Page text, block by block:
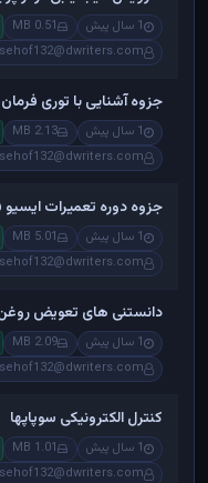
1 سال پیش 0.51 MB
جزوه آشنایی با توری
1 سال پیش 2.13 MB
جزوه دوره تعمیرات
1 سال پیش 5.01 MB
دانستنی های تعویض روغن
1 سال پیش 2.09 MB
کنترل الکترونیکی سوپاپها
1 سال پیش 1.01 MB